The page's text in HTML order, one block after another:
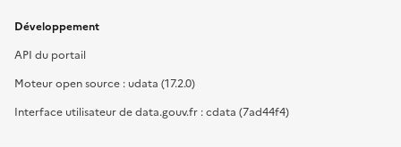
Développement
API du portail
Moteur open source : udata (17.2.0)
Interface utilisateur de data.gouv.fr : cdata (7ad44f4)